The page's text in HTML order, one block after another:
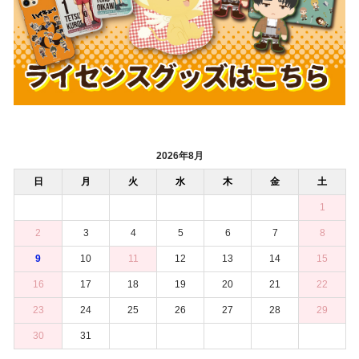
2026年8月
日 月 火 水 木 金 土
1
2 3 4 5 6 7 8
9 10 11 12 13 14 15
16 17 18 19 20 21 22
23 24 25 26 27 28 29
30 31